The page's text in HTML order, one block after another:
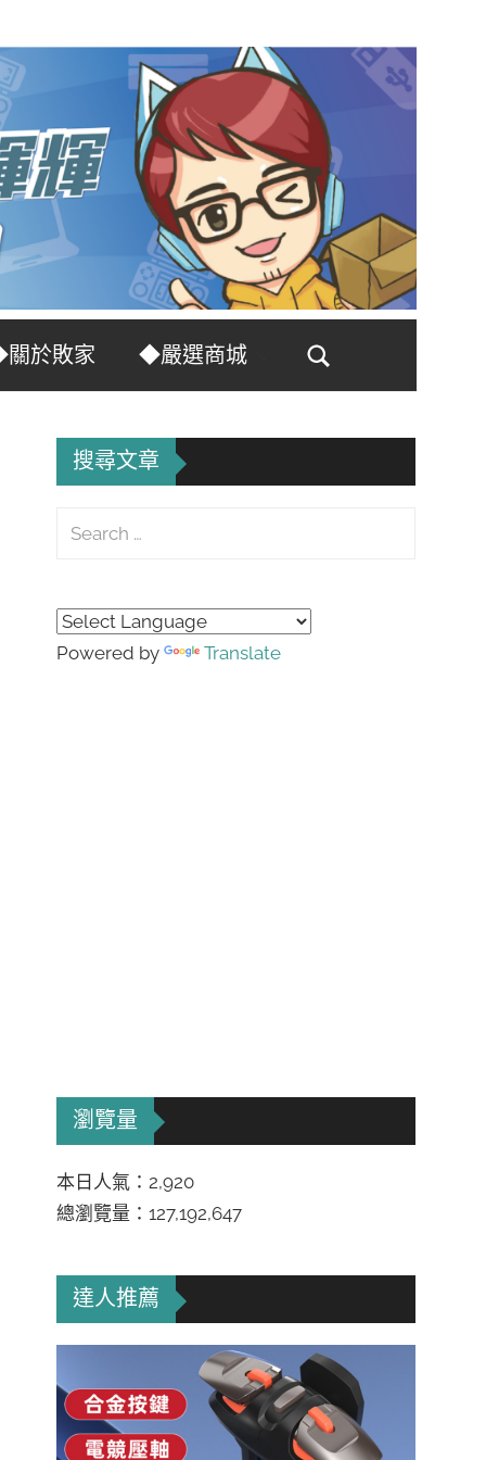
於敗家
◆嚴選商城
Search
搜尋文章
Search
Powered by Translate
瀏覽量
本日人氣：2,920
總瀏覽量：127,192,647
達人推薦